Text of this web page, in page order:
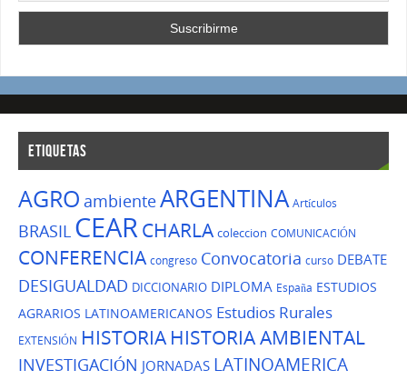
ETIQUETAS
AGRO ambienteARGENTINA Artículos
BRASIL CEARCHARLA coleccion COMUNICACIÓN
CONFERENCIA congreso Convocatoria curso DEBATE
DESIGUALDAD DICCIONARIO DIPLOMA España ESTUDIOS
AGRARIOS LATINOAMERICANOS Estudios Rurales
EXTENSIÓN HISTORIA HISTORIA AMBIENTAL
INVESTIGACIÓN JORNADAS LATINOAMERICA